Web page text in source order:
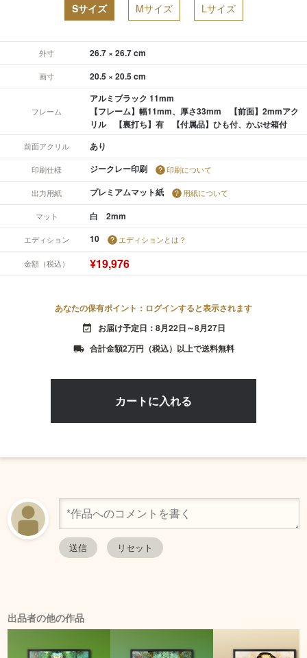
Sサイズ Mサイズ Lサイズ
外寸 26.7 × 26.7 cm
画寸 20.5 × 20.5 cm
フレーム
アルミブラック 11mm
【フレーム】幅11mm、厚さ33mm 【前面】2mmアク
リル 【裏打ち】有 【付属品】ひも付、かぶせ箱付
前面アクリル あり
印刷仕様 ジークレー印刷 印刷について
出力用紙 プレミアムマット紙 用紙について
マット 白 2mm
エディション 10 エディションとは？
金額（税込） ¥19,976
あなたの保有ポイント：ログインすると表示されます
event_available お届け予定日：8月22日～8月27日
local_shipping 合計金額2万円（税込）以上で送料無料
出品者の他の作品